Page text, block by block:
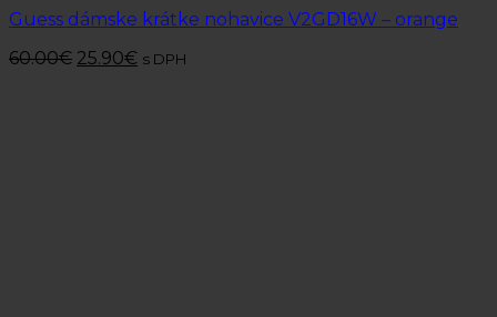
Guess dámske krátke nohavice V2GD16W – orange
60.00€ 25.90€ s DPH